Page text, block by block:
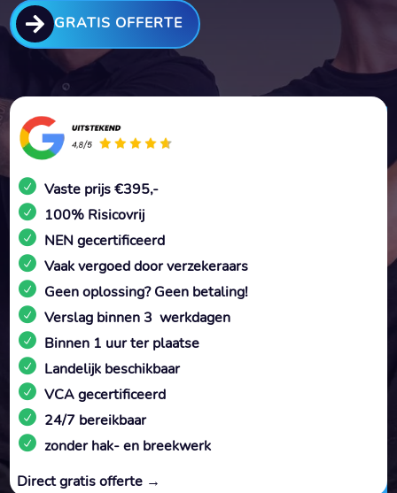
 GRATIS OFFERTE
Vaste prijs €395,-
100% Risicovrij
NEN gecertificeerd
Vaak vergoed door verzekeraars
Geen oplossing? Geen betaling!
Verslag binnen 3 werkdagen
Binnen 1 uur ter plaatse
Landelijk beschikbaar
VCA gecertificeerd
24/7 bereikbaar
zonder hak- en breekwerk
Direct gratis offerte →